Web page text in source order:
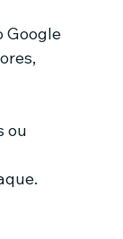
Google
ou